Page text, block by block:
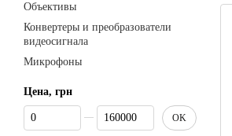
Объективы
Конвертеры и преобразователи
видеосигнала
Микрофоны
Цена, грн
От Цена, грн
До Цена, грн
OK